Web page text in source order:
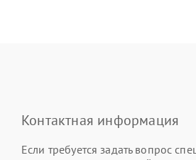
Контактная информация
Если требуется задать вопрос